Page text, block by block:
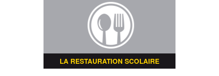
LA RESTAURATION SCOLAIRE